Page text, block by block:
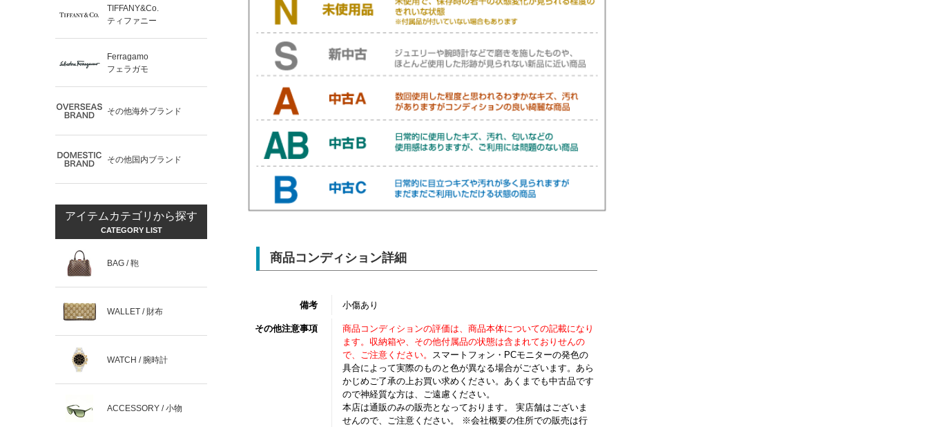
TIFFANY&Co.
ティファニー
Ferragamo
フェラガモ
その他海外ブランド
その他国内ブランド
アイテムカテゴリから探す
CATEGORY LIST
BAG / 鞄
WALLET / 財布
WATCH / 腕時計
ACCESSORY / 小物
商品コンディション詳細
備考 小傷あり
その他注意事項
商品コンディションの評価は、商品本体についての記載になり
ます。収納箱や、その他付属品の状態は含まれておりせんの
で、ご注意ください。 スマートフォン・PCモニターの発色の
具合によって実際のものと色が異なる場合がございます。あら
かじめご了承の上お買い求めください。あくまでも中古品です
ので神経質な方は、ご遠慮ください。
本店は通販のみの販売となっております。 実店舗はございま
せんので、ご注意ください。 ※会社概要の住所での販売は行